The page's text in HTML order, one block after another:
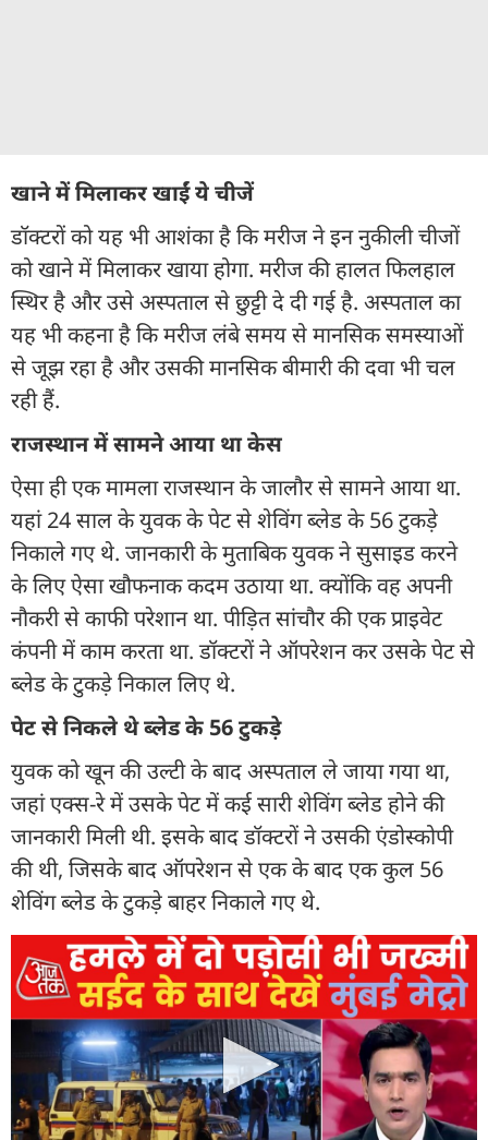
खाने में मिलाकर खाईं ये चीजें
डॉक्टरों को यह भी आशंका है कि मरीज ने इन नुकीली चीजों
को खाने में मिलाकर खाया होगा. मरीज की हालत फिलहाल
स्थिर है और उसे अस्पताल से छुट्टी दे दी गई है. अस्पताल का
यह भी कहना है कि मरीज लंबे समय से मानसिक समस्याओं
से जूझ रहा है और उसकी मानसिक बीमारी की दवा भी चल
रही हैं.
राजस्थान में सामने आया था केस
ऐसा ही एक मामला राजस्थान के जालौर से सामने आया था.
यहां 24 साल के युवक के पेट से शेविंग ब्लेड के 56 टुकड़े
निकाले गए थे. जानकारी के मुताबिक युवक ने सुसाइड करने
के लिए ऐसा खौफनाक कदम उठाया था. क्योंकि वह अपनी
नौकरी से काफी परेशान था. पीड़ित सांचौर की एक प्राइवेट
कंपनी में काम करता था. डॉक्टरों ने ऑपरेशन कर उसके पेट से
ब्लेड के टुकड़े निकाल लिए थे.
पेट से निकले थे ब्लेड के 56 टुकड़े
युवक को खून की उल्टी के बाद अस्पताल ले जाया गया था,
जहां एक्स-रे में उसके पेट में कई सारी शेविंग ब्लेड होने की
जानकारी मिली थी. इसके बाद डॉक्टरों ने उसकी एंडोस्कोपी
की थी, जिसके बाद ऑपरेशन से एक के बाद एक कुल 56
शेविंग ब्लेड के टुकड़े बाहर निकाले गए थे.